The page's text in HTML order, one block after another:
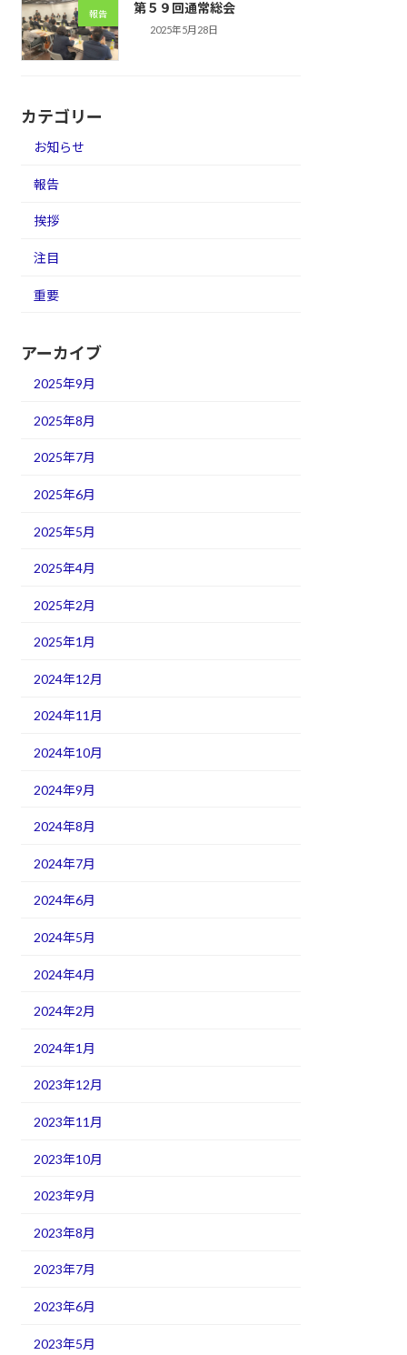
報告 第５９回通常総会
2025年5月28日
カテゴリー
お知らせ
報告
挨拶
注目
重要
アーカイブ
2025年9月
2025年8月
2025年7月
2025年6月
2025年5月
2025年4月
2025年2月
2025年1月
2024年12月
2024年11月
2024年10月
2024年9月
2024年8月
2024年7月
2024年6月
2024年5月
2024年4月
2024年2月
2024年1月
2023年12月
2023年11月
2023年10月
2023年9月
2023年8月
2023年7月
2023年6月
2023年5月